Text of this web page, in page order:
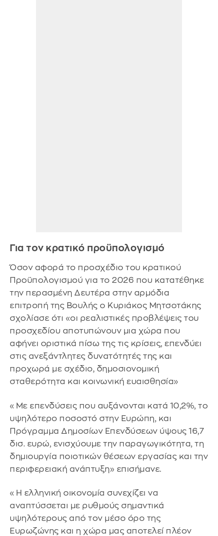
Για τον κρατικό προϋπολογισμό
Όσον αφορά το προσχέδιο του κρατικού
Προϋπολογισμού για το 2026 που κατατέθηκε
την περασμένη Δευτέρα στην αρμόδια
επιτροπή της Βουλής ο Κυριάκος Μητσοτάκης
σχολίασε ότι «οι ρεαλιστικές προβλέψεις του
προσχεδίου αποτυπώνουν μια χώρα που
αφήνει οριστικά πίσω της τις κρίσεις, επενδύει
στις ανεξάντλητες δυνατότητές της και
προχωρά με σχέδιο, δημοσιονομική
σταθερότητα και κοινωνική ευαισθησία»
«Με επενδύσεις που αυξάνονται κατά 10,2%, το
υψηλότερο ποσοστό στην Ευρώπη, και
Πρόγραμμα Δημοσίων Επενδύσεων ύψους 16,7
δισ. ευρώ, ενισχύουμε την παραγωγικότητα, τη
δημιουργία ποιοτικών θέσεων εργασίας και την
περιφερειακή ανάπτυξη» επισήμανε.
«Η ελληνική οικονομία συνεχίζει να
αναπτύσσεται με ρυθμούς σημαντικά
υψηλότερους από τον μέσο όρο της
Ευρωζώνης και η χώρα μας αποτελεί πλέον